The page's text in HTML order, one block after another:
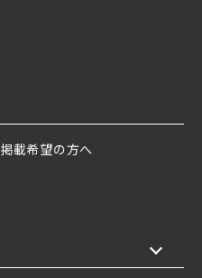
掲載希望の方へ